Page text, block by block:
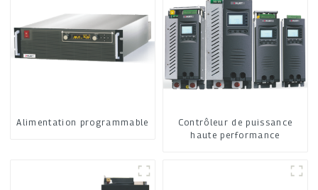
Alimentation programmable
Contrôleur de puissance
haute performance